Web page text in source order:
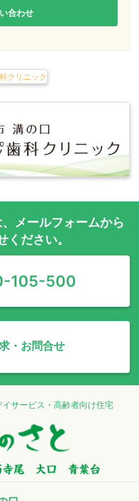
合わせ
メールフォームから
ください。
105-500
・お問合せ
サービス・高齢者向け住宅